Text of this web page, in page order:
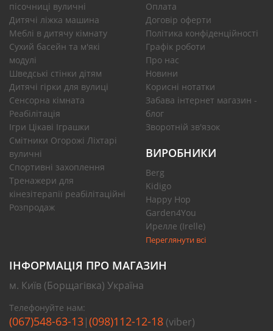
пісочниці вуличні
Дитячі ліжка машина
Меблі в дитячу кімнату
Сухий басейн та м'які
модулі
Шведські стінки дітям
Дитячі гірки для вулиці
Сенсорна кімната
Реабілітація
Ігри Цікаві Іграшки
Смітники Огорожі Ліхтарі
вуличні
Спортивні захоплення
Тренажери для
кінезітерапії реабілітаційні
Розпродаж
Оплата
Договір оферти
Політика конфіденційності
Графік роботи
Про нас
Новини
Корисні нотатки
Забава інтернет магазин -
блог
Зворотній зв'язок
ВИРОБНИКИ
Berg
Kidigo
Happy Hop
Garden4You
Ирелле (Irelle)
Переглянути всі
ІНФОРМАЦІЯ ПРО МАГАЗИН
м. Київ (Борщагівка) Україна
Телефонуйте нам:
(067)548-63-13|(098)112-12-18 (viber)